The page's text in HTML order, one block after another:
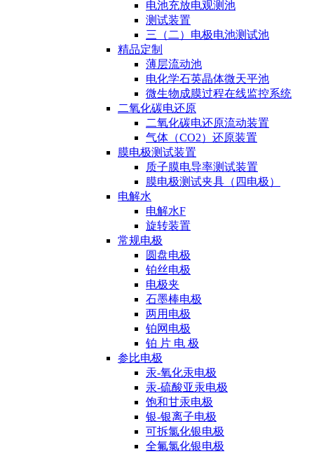
电池充放电观测池
测试装置
三（二）电极电池测试池
精品定制
薄层流动池
电化学石英晶体微天平池
微生物成膜过程在线监控系统
二氧化碳电还原
二氧化碳电还原流动装置
气体（CO2）还原装置
膜电极测试装置
质子膜电导率测试装置
膜电极测试夹具（四电极）
电解水
电解水F
旋转装置
常规电极
圆盘电极
铂丝电极
电极夹
石墨棒电极
两用电极
铂网电极
铂 片 电 极
参比电极
汞-氧化汞电极
汞-硫酸亚汞电极
饱和甘汞电极
银-银离子电极
可拆氯化银电极
全氟氯化银电极